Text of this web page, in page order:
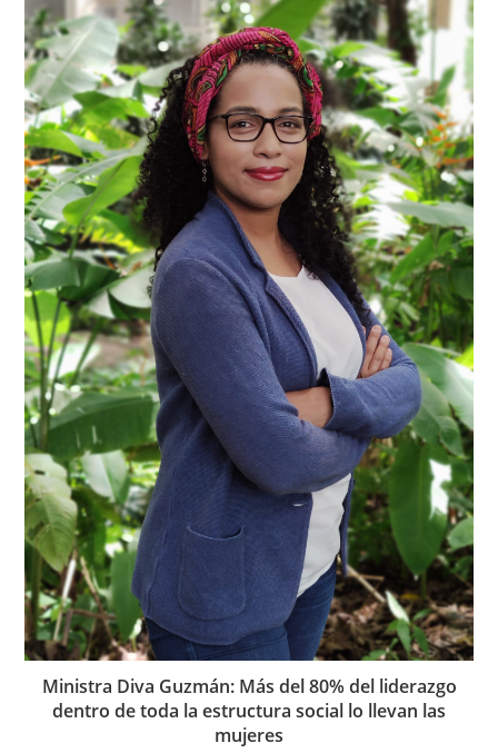
Ministra Diva Guzmán: Más del 80% del liderazgo
dentro de toda la estructura social lo llevan las
mujeres